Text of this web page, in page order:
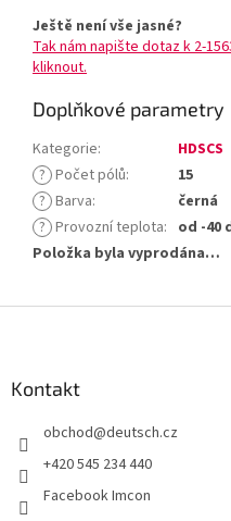
Ještě není vše jasné?
Tak nám napište dotaz k 2-
kliknout.
Doplňkové parametry
Kategorie:
HDSCS
? Počet pólů:
15
? Barva:
černá
? Provozní teplota: od -40
Položka byla vyprodána…
Kontakt
obchod@deutsch.cz
+420 545 234 440
Facebook Imcon